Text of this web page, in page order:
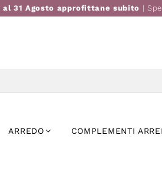
31 Agosto approfittane subito |
ARREDO COMPLEMENTI